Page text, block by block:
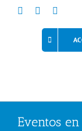
Saltar
Eventos